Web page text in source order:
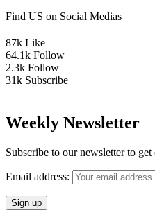
Find US on Social Medias
87k Like
64.1k Follow
2.3k Follow
31k Subscribe
Weekly Newsletter
Subscribe to our newsletter to
Email address: